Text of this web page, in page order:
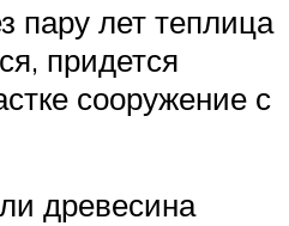
пару лет теплица
придется
сооружение с
древесина